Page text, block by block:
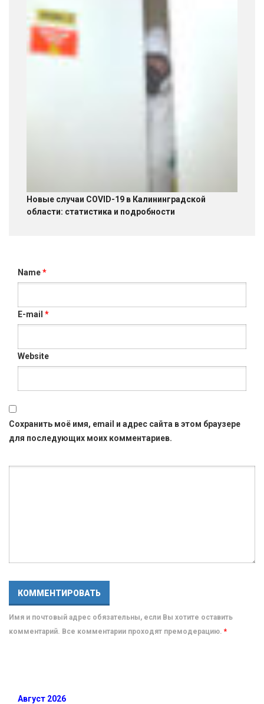
Новые случаи COVID-19 в Калининградской
области: статистика и подробности
Name*
E-mail *
Website
Сохранить моё имя, email и адрес сайта в этом браузере
для последующих моих комментариев.
Имя и почтовый адрес обязательны, если Вы хотите оставить
комментарий. Все комментарии проходят премодерацию. *
Август 2026